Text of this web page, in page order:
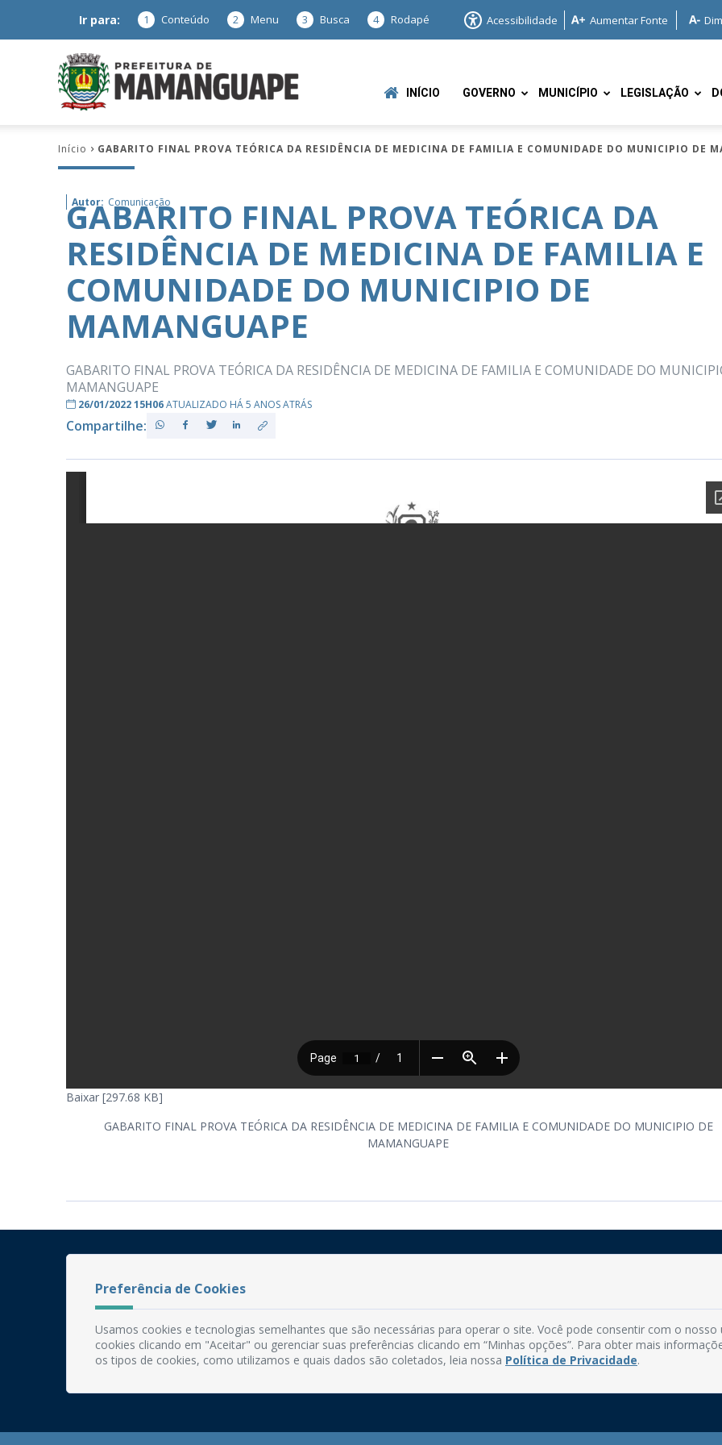
Ir para: 1 Conteúdo 2 Menu 3 Busca 4 Rodapé Acessibilidade Aumentar Fonte
Mamanguape
–
INÍCIO GOVERNO MUNICÍPIO LEGISLAÇÃO
Início GABARITO FINAL PROVA TEÓRICA DA RESIDÊNCIA DE MEDICINA DE FAMILIA E COMUNIDADE DO MUNICIPIO DE
Autor: Comunicação
GABARITO FINAL PROVA TEÓRICA DA
RESIDÊNCIA DE MEDICINA DE FAMILIA E
COMUNIDADE DO MUNICIPIO DE
MAMANGUAPE
GABARITO FINAL PROVA TEÓRICA DA RESIDÊNCIA DE MEDICINA DE FAMILIA E COMUNIDADE DO
MAMANGUAPE
26/01/2022 15H06ATUALIZADO HÁ 5 ANOS ATRÁS
Compartilhe:
Baixar [297.68 KB]
GABARITO FINAL PROVA TEÓRICA DA RESIDÊNCIA DE MEDICINA DE FAMILIA E COMUNIDADE DO MUNICIPIO DE
MAMANGUAPE
CEP: 58.280-000 - Mamanguape/PB
Fone: (83) 3292-2246
Email: comunicacao@mamanguape.pb.gov.br
Expediente: Segunda à Sexta, das 08h às 13h
Preferência de Cookies
Usamos cookies e tecnologias semelhantes que são necessárias para operar o site. Você pode consentir com o nosso
cookies clicando em "Aceitar" ou gerenciar suas preferências clicando em “Minhas opções”. Para obter mais
os tipos de cookies, como utilizamos e quais dados são coletados, leia nossa Política de Privacidade.